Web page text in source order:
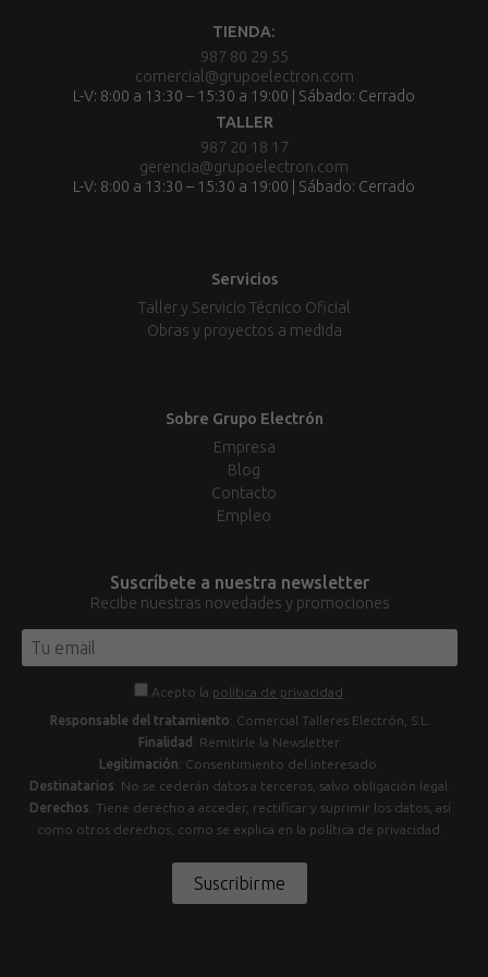
TIENDA:
987 80 29 55
comercial@grupoelectron.com
L-V: 8:00 a 13:30 – 15:30 a 19:00 | Sábado: Cerrado
TALLER
987 20 18 17
gerencia@grupoelectron.com
L-V: 8:00 a 13:30 – 15:30 a 19:00 | Sábado: Cerrado
Servicios
Taller y Servicio Técnico Oficial
Obras y proyectos a medida
Sobre Grupo Electrón
Empresa
Blog
Contacto
Empleo
Suscríbete a nuestra newsletter
Recibe nuestras novedades y promociones
Acepto la política de privacidad
Responsable del tratamiento: Comercial Talleres Electrón, S.L.
Finalidad : Remitirle la Newsletter.
Legitimación: Consentimiento del interesado.
Destinatarios: No se cederán datos a terceros, salvo obligación legal.
Derechos: Tiene derecho a acceder, rectificar y suprimir los datos, así
como otros derechos, como se explica en la política de privacidad.
Suscribirme